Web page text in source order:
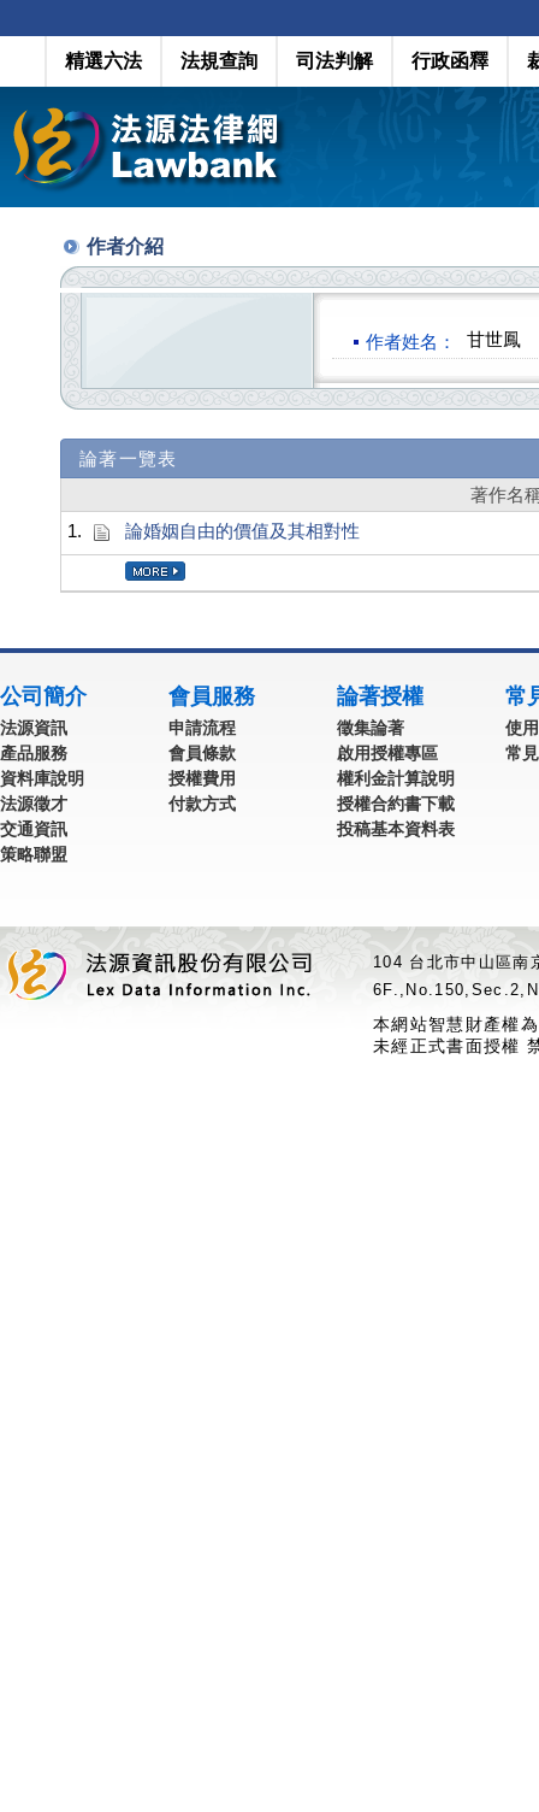
精選六法 法規查詢 司法判解 行政函釋
作者介紹
作者姓名： 甘世鳳
論著一覽表
著作名
1.
論婚姻自由的價值及其相對性
公司簡介
法源資訊
產品服務
資料庫說明
法源徵才
交通資訊
策略聯盟
會員服務
申請流程
會員條款
授權費用
付款方式
論著授權
徵集論著
啟用授權專區
權利金計算說明
授權合約書下載
投稿基本資料表
常
使
常
104 台北市中山區
本網站智慧財產權
未經正式書面授權